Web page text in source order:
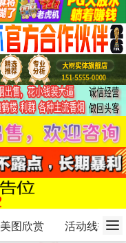
美图欣赏 活动线报